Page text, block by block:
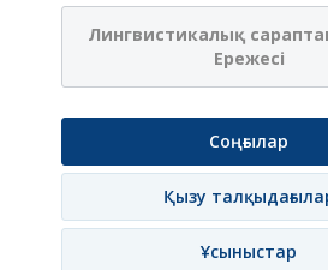
Лингвистикалық
Ережесі
Соңғылар
Қызу
Ұсыныстар